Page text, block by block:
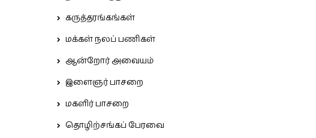
கருத்தரங்கங்கள்
மக்கள் நலப் பணிகள்
ஆன்றோர் அவையம்
இளைஞர் பாசறை
மகளிர் பாசறை
தொழிற்சங்கப் பேரவை